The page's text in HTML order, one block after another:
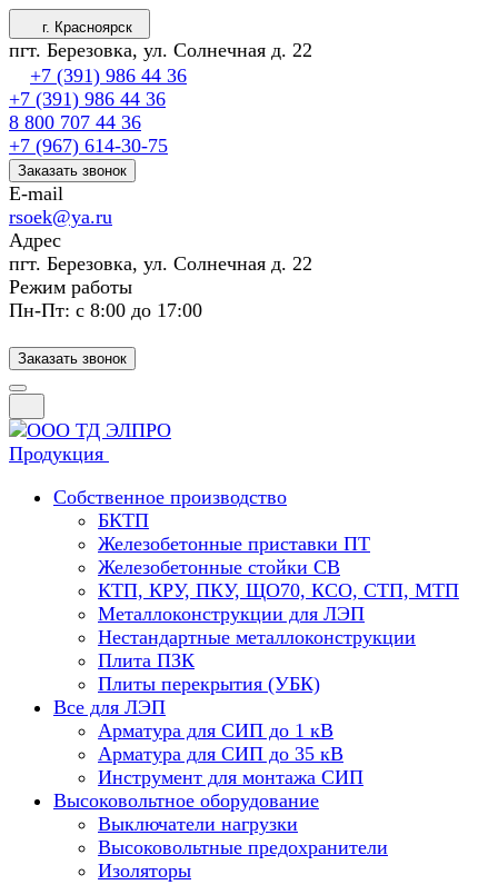
г. Красноярск
пгт. Березовка, ул. Солнечная д. 22
+7 (391) 986 44 36
+7 (391) 986 44 36
8 800 707 44 36
+7 (967) 614-30-75
Заказать звонок
E-mail
rsoek@ya.ru
Адрес
пгт. Березовка, ул. Солнечная д. 22
Режим работы
Пн-Пт: с 8:00 до 17:00
Заказать звонок
Продукция
Собственное производство
БКТП
Железобетонные приставки ПТ
Железобетонные стойки СВ
КТП, КРУ, ПКУ, ЩО70, КСО, СТП, МТП
Металлоконструкции для ЛЭП
Нестандартные металлоконструкции
Плита ПЗК
Плиты перекрытия (УБК)
Все для ЛЭП
Арматура для СИП до 1 кВ
Арматура для СИП до 35 кВ
Инструмент для монтажа СИП
Высоковольтное оборудование
Выключатели нагрузки
Высоковольтные предохранители
Изоляторы